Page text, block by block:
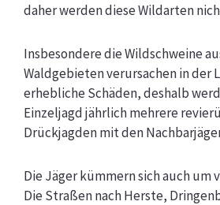
daher werden diese Wildarten
Insbesondere die Wildschweine
Waldgebieten verursachen in der
erhebliche Schäden, deshalb
Einzeljagd jährlich mehrere
Drückjagden mit den
Die Jäger kümmern sich auch um
Die Straßen nach Herste,